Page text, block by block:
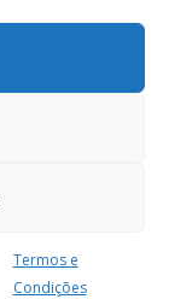
Termos e
Condições